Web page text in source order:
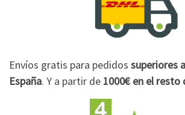
Envíos gratis para pedidos superiores
España. Y a partir de 1000€ en el resto